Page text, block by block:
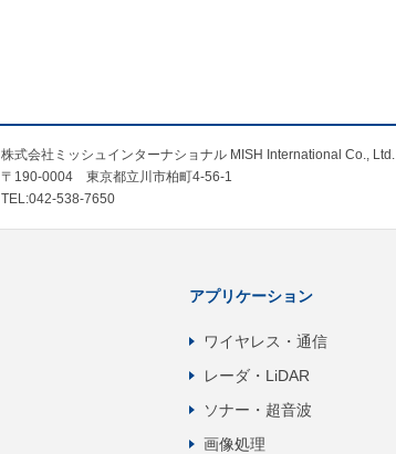
株式会社ミッシュインターナショナル MISH International Co., Ltd.
〒190-0004 東京都立川市柏町4-56-1
TEL:042-538-7650
アプリケーション
ワイヤレス・通信
レーダ・LiDAR
ソナー・超音波
画像処理